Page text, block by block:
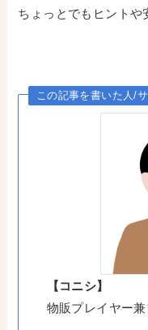
ちょっとでもヒントや
この記事を書いた人/
【コニシ】
物販プレイヤー兼